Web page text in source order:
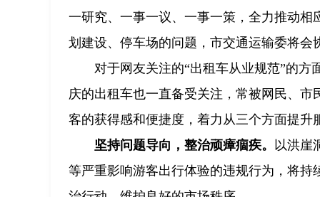
一研究、一事一议、一事一策，全力推动
划建设、停车场的问题，市交通运输委将
对于网友关注的“出租车从业规范”的
庆的出租车也一直备受关注，常被网民、
客的获得感和便捷度，着力从三个方面提升
坚持问题导向，整治顽瘴痼疾。 以洪崖
等严重影响游客出行体验的违规行为，将